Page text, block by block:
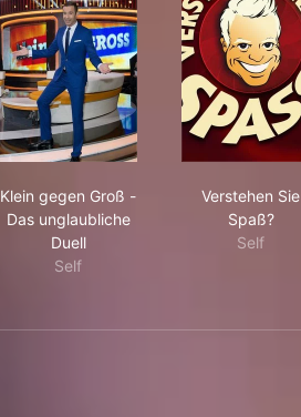
Klein gegen Groß -
Das unglaubliche
Duell
Self
Verstehen Sie
Spaß?
Self